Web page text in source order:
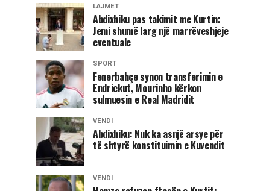
LAJMET
Abdixhiku pas takimit me Kurtin:
Jemi shumë larg një marrëveshjeje
eventuale
SPORT
Fenerbahçe synon transferimin e
Endrickut, Mourinho kërkon
sulmuesin e Real Madridit
VENDI
Abdixhiku: Nuk ka asnjë arsye për
të shtyrë konstituimin e Kuvendit
VENDI